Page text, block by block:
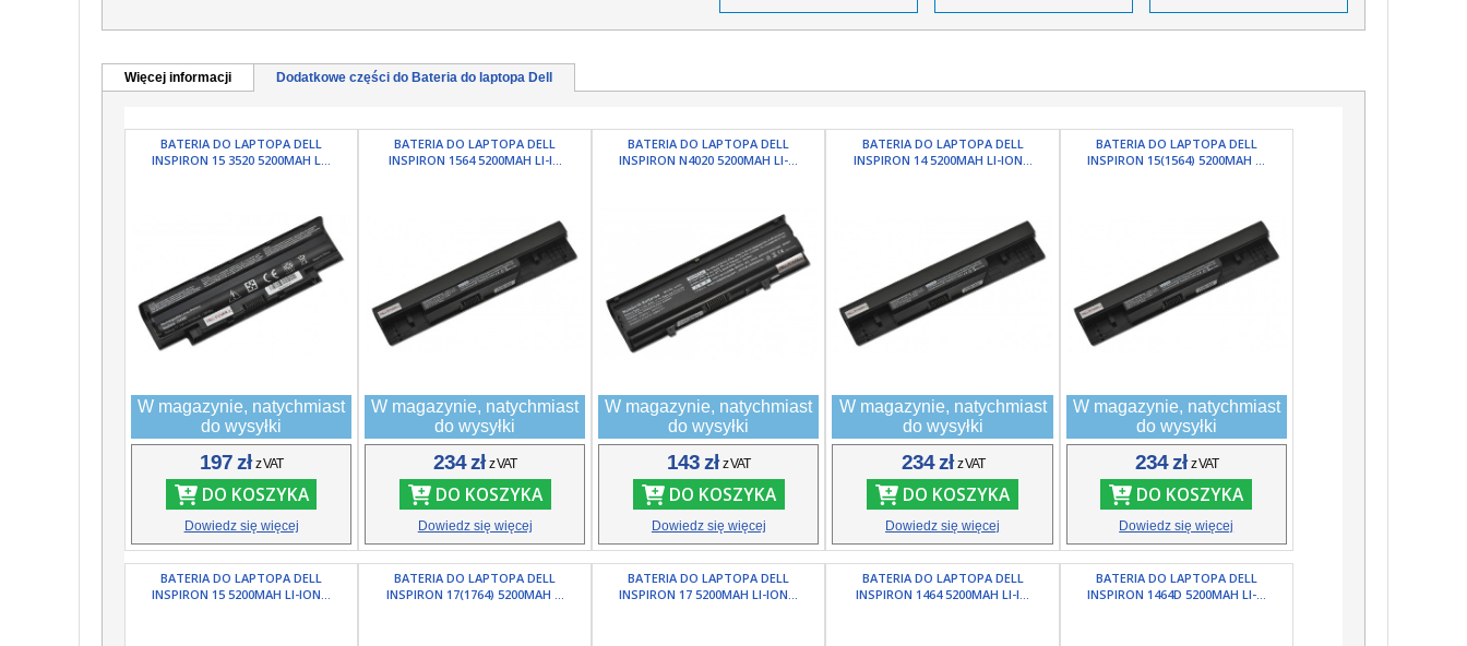
Więcej informacji Dodatkowe części do Bateria do laptopa Dell
BATERIA DO LAPTOPA DELL
INSPIRON 15 3520 5200MAH L...
W magazynie, natychmiast
do wysyłki
197 złz VAT
DO KOSZYKA
Dowiedz się więcej
BATERIA DO LAPTOPA DELL
INSPIRON 1564 5200MAH LI-I...
W magazynie, natychmiast
do wysyłki
234 złz VAT
DO KOSZYKA
Dowiedz się więcej
BATERIA DO LAPTOPA DELL
INSPIRON N4020 5200MAH LI-...
W magazynie, natychmiast
do wysyłki
143 złz VAT
DO KOSZYKA
Dowiedz się więcej
BATERIA DO LAPTOPA DELL
INSPIRON 14 5200MAH LI-ION...
W magazynie, natychmiast
do wysyłki
234 złz VAT
DO KOSZYKA
Dowiedz się więcej
BATERIA DO LAPTOPA DELL
INSPIRON 15(1564) 5200MAH ...
W magazynie, natychmiast
do wysyłki
234 złz VAT
DO KOSZYKA
Dowiedz się więcej
BATERIA DO LAPTOPA DELL
INSPIRON 15 5200MAH LI-ION...
BATERIA DO LAPTOPA DELL
INSPIRON 17(1764) 5200MAH ...
BATERIA DO LAPTOPA DELL
INSPIRON 17 5200MAH LI-ION...
BATERIA DO LAPTOPA DELL
INSPIRON 1464 5200MAH LI-I...
BATERIA DO LAPTOPA DELL
INSPIRON 1464D 5200MAH LI-...